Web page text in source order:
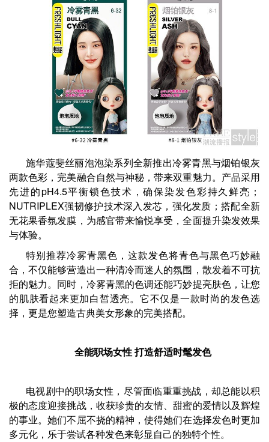
施华蔻斐丝丽泡泡染系列全新推出冷雾青黑与烟铂银灰
两款色彩，完美融合自然与神秘，带来双重魅力。产品采用
先进的pH4.5平衡锁色技术，确保染发色彩持久鲜亮；
NUTRIPLEX强韧修护技术深入发芯，强化发质；搭配全新
无花果香氛发膜，为感官带来愉悦享受，全面提升染发效果
与体验。
特别推荐冷雾青黑色，这款发色将青色与黑色巧妙融
合，不仅能够营造出一种清冷而迷人的氛围，散发着不可抗
拒的魅力。同时，冷雾青黑的色调还能巧妙提亮肤色，让您
的肌肤看起来更加白皙透亮。它不仅是一款时尚的发色选
择，更是您塑造古典美女形象的完美搭配。
全能职场女性 打造舒适时髦发色
电视剧中的职场女性，尽管面临重重挑战，却总能以积
极的态度迎接挑战，收获珍贵的友情、甜蜜的爱情以及辉煌
的事业。她们不屈不挠的精神，使得她们在选择发色时更加
多元化，乐于尝试各种发色来彰显自己的独特个性。